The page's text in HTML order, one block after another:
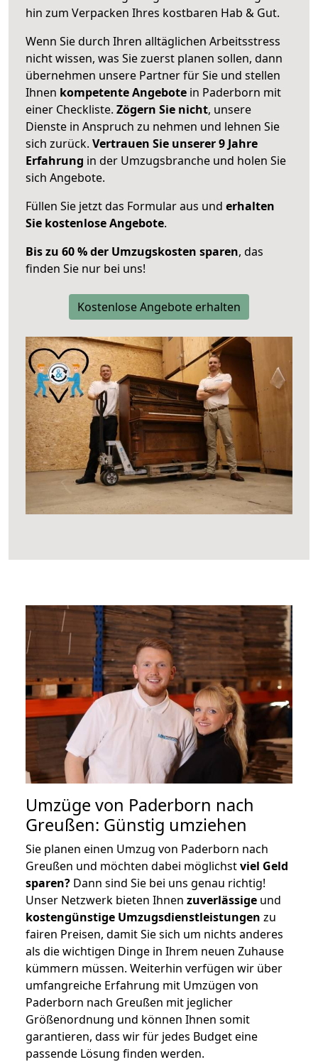
hin zum Verpacken Ihres kostbaren Hab & Gut.
Wenn Sie durch Ihren alltäglichen Arbeitsstress
nicht wissen, was Sie zuerst planen sollen, dann
übernehmen unsere Partner für Sie und stellen
Ihnen kompetente Angebote in Paderborn mit
einer Checkliste. Zögern Sie nicht, unsere
Dienste in Anspruch zu nehmen und lehnen Sie
sich zurück. Vertrauen Sie unserer 9 Jahre
Erfahrung in der Umzugsbranche und holen Sie
sich Angebote.
Füllen Sie jetzt das Formular aus und erhalten
Sie kostenlose Angebote.
Bis zu 60 % der Umzugskosten sparen, das
finden Sie nur bei uns!
Kostenlose Angebote erhalten
Umzüge von Paderborn nach
Greußen: Günstig umziehen
Sie planen einen Umzug von Paderborn nach
Greußen und möchten dabei möglichstviel Geld
sparen? Dann sind Sie bei uns genau richtig!
Unser Netzwerk bieten Ihnen zuverlässige und
kostengünstige Umzugsdienstleistungen zu
fairen Preisen, damit Sie sich um nichts anderes
als die wichtigen Dinge in Ihrem neuen Zuhause
kümmern müssen. Weiterhin verfügen wir über
umfangreiche Erfahrung mit Umzügen von
Paderborn nach Greußen mit jeglicher
Größenordnung und können Ihnen somit
garantieren, dass wir für jedes Budget eine
passende Lösung finden werden.